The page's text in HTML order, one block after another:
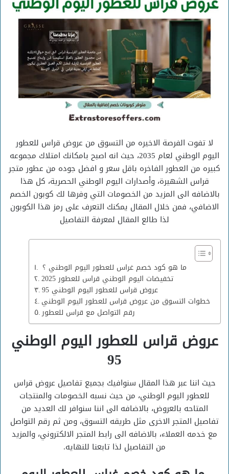
لا تفوت الفرصة الاخيره من التسوق من عروض قراس للعطور
اليوم الوطني لعام 2035، حيث انه اصبح بامكانك امتلاك مجموعه
كبيره من العطور الفاخره باقل سعر و افضل جوده من عطور متجر
قراس الشهيرة، وأصدارات اليوم الوطني الحصرية، كل هذا
بالاضافه الى المزيد من الخصومات التي وفرها لك كوبون الخصم
الاضافي، فمن خلال المقال يمكنك التعرف على رمز هذا الكوبون
لذا طالع المقال لمعرفة التفاصيل
ما هو كود خصم غراس للعطور اليوم الوطني ؟
تخفيضات اليوم الوطني قراس للعطور 2025
عروض قراس للعطور اليوم الوطني 95
خطوات التسوق من عروض قراس للعطور اليوم الوطني
رقم التواصل مع قراس للعطور
عروض قراس للعطور اليوم الوطني
95
حيث اننا عبر هذا المقال سنوافيك بجميع تفاصيل عروض قراس
للعطور اليوم الوطني، من حيث نسبه الخصومات والمنتجات
المتاحه بالعروض، بالاضافه الى اننا سنوافر لك العديد من
تفاصيل المتجر الاخرى مثل طريقه التسوق، ومن ثم رقم التواصل
مع خدمه العملاء، بالاضافه الى رابط المتجر الالكتروني، والمزيد
من التفاصيل لذا تابعنا للنهايه.